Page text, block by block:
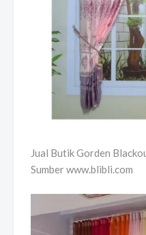
Jual Butik Gorden
Sumber www.blibli.com